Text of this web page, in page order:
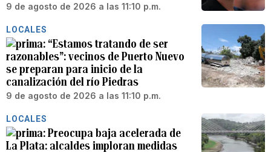
9 de agosto de 2026 a las 11:10 p.m.
LOCALES
“Estamos tratando de ser
razonables”: vecinos de Puerto Nuevo
se preparan para inicio de la
canalización del río Piedras
9 de agosto de 2026 a las 11:10 p.m.
LOCALES
Preocupa baja acelerada de
La Plata: alcaldes imploran medidas